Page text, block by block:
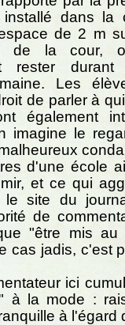
dans la
de 2 m
de la cour,
rester
Les
de parler à
également
imagine le
d'une école
et ce qui
site du
de
"être mis
cas jadis, c'est
ici
à la mode :
à l'égard